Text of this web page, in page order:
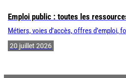
Emploi public : toutes les
Métiers, voies d’accès, offres d’emploi,
20 juillet 2026